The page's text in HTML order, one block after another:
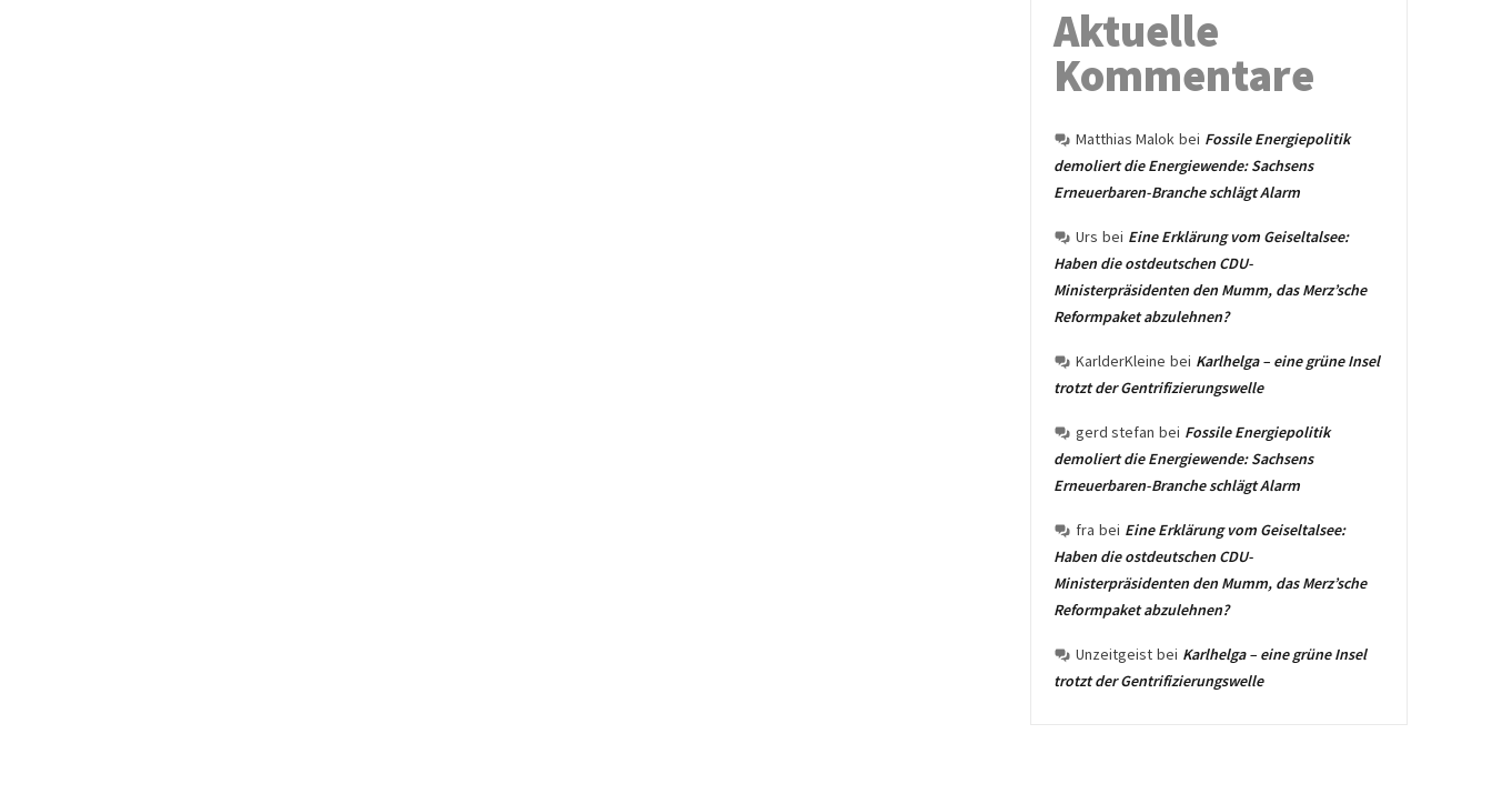
Aktuelle
Kommentare
Matthias Malok bei Fossile Energiepolitik
demoliert die Energiewende: Sachsens
Erneuerbaren-Branche schlägt Alarm
Urs bei Eine Erklärung vom Geiseltalsee:
Haben die ostdeutschen CDU-
Ministerpräsidenten den Mumm, das Merz’sche
Reformpaket abzulehnen?
KarlderKleine bei Karlhelga – eine grüne Insel
trotzt der Gentrifizierungswelle
gerd stefan bei Fossile Energiepolitik
demoliert die Energiewende: Sachsens
Erneuerbaren-Branche schlägt Alarm
fra bei Eine Erklärung vom Geiseltalsee:
Haben die ostdeutschen CDU-
Ministerpräsidenten den Mumm, das Merz’sche
Reformpaket abzulehnen?
Unzeitgeist bei Karlhelga – eine grüne Insel
trotzt der Gentrifizierungswelle